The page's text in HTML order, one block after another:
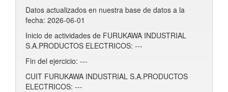
Datos actualizados en nuestra base de datos a la
fecha: 2026-06-01
Inicio de actividades de FURUKAWA INDUSTRIAL
S.A.PRODUCTOS ELECTRICOS: ---
Fin del ejercicio: ---
CUIT FURUKAWA INDUSTRIAL S.A.PRODUCTOS
ELECTRICOS: ---